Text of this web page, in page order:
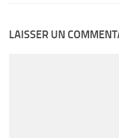
LAISSER UN